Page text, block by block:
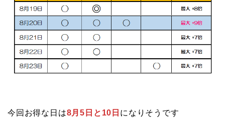
今回お得な日は8月5日と10日 になりそうです